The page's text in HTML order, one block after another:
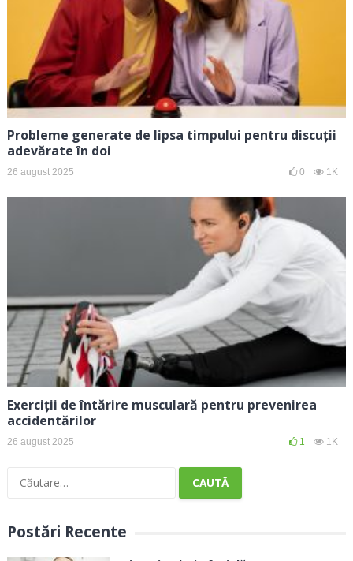
Probleme generate de lipsa timpului pentru discuții
adevărate în doi
26 august 2025 0 1K
Exerciții de întărire musculară pentru prevenirea
accidentărilor
26 august 2025 1 1K
Caută
Postări Recente